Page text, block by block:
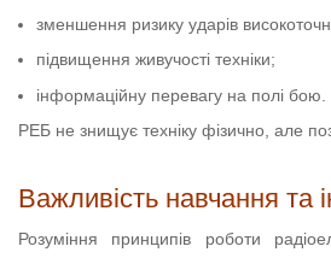
зменшення ризику ударів
підвищення живучості техніки;
інформаційну перевагу на полі бою.
РЕБ не знищує техніку фізично, але
Важливість навчання та
Розуміння принципів роботи